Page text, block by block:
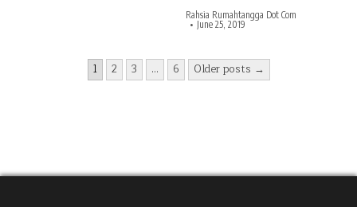
Rahsia Rumahtangga Dot Com
June 25, 2019
1 2 3 … 6 Older posts →